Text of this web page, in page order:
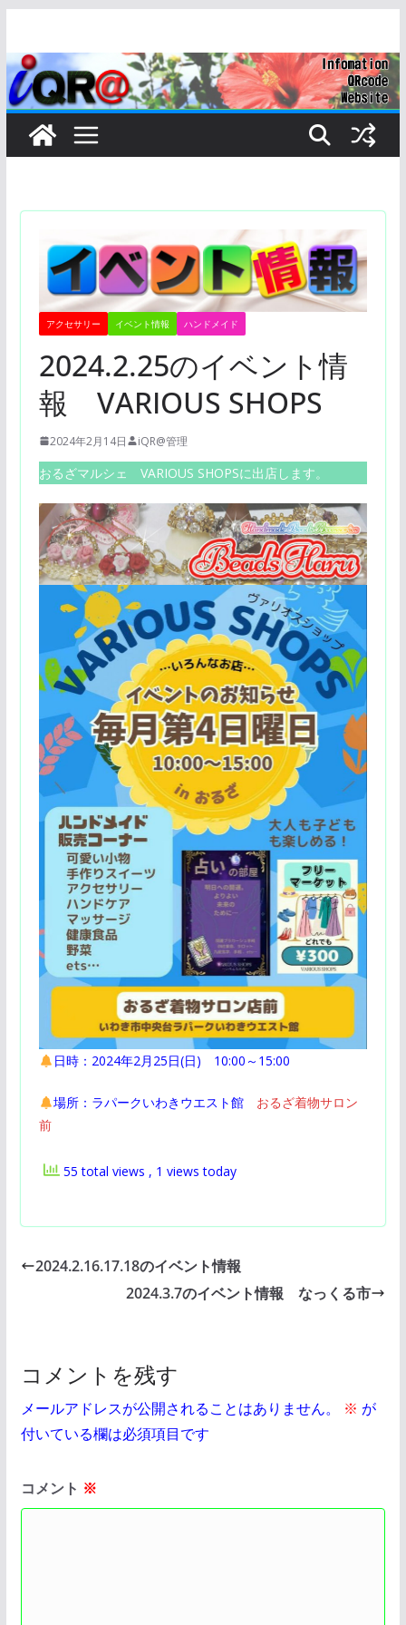
テ
ン
アクセサリー イベント情報 ハンドメイド
2024.2.25のイベント情
報 VARIOUS SHOPS
2024年2月14日 iQR@管理
おるざマルシェ VARIOUS SHOPSに出店します。
日時：2024年2月25日(日) 10:00～15:00
場所：ラパークいわきウエスト館 おるざ着物サロン
前
55 total views , 1 views today
2024.2.16.17.18のイベント情報
2024.3.7のイベント情報 なっくる市
コメントを残す
メールアドレスが公開されることはありません。 ※ が
付いている欄は必須項目です
コメント ※